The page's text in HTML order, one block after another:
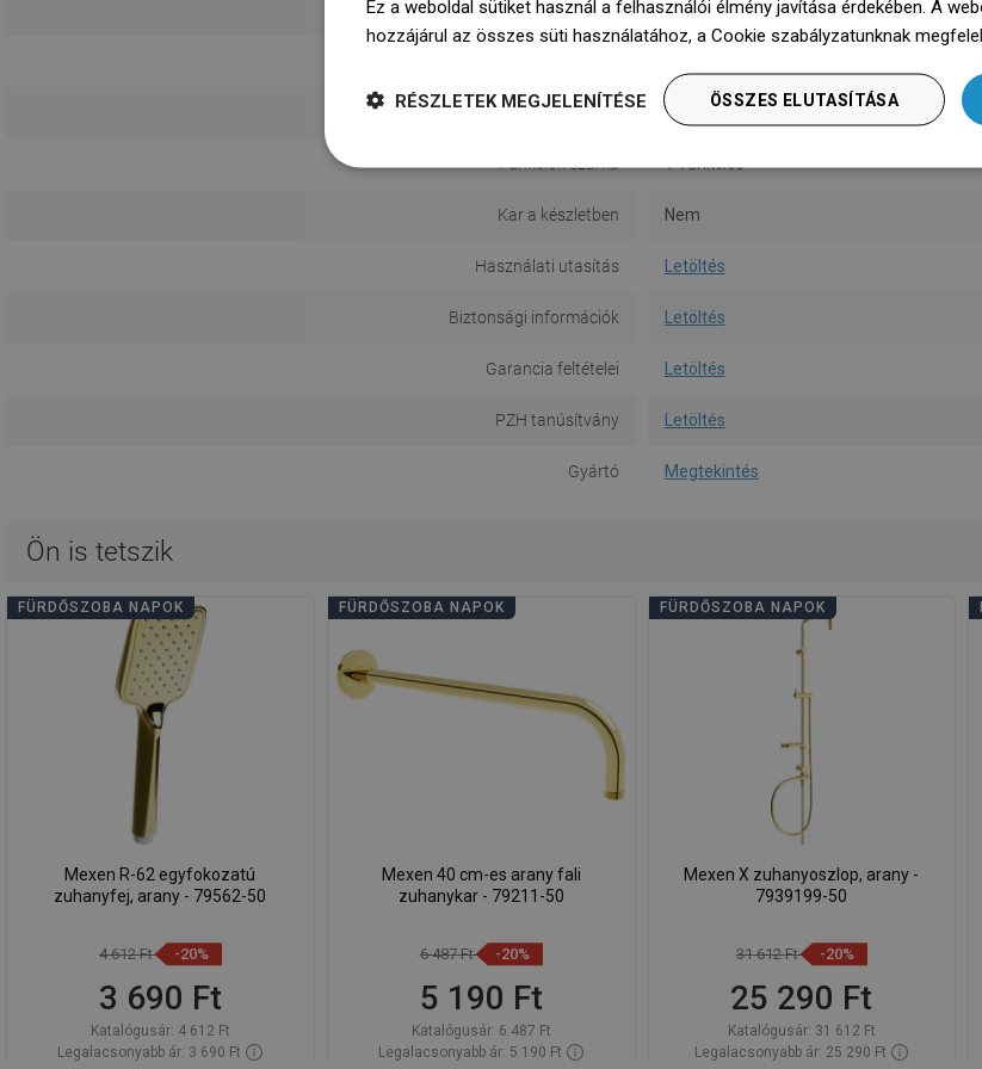
Szín Arany
Alak Négyzet alakú
Funkciók száma 1-funkciós
Kar a készletben Nem
Használati utasítás Letöltés
Biztonsági információk Letöltés
Garancia feltételei Letöltés
PZH tanúsítvány Letöltés
Gyártó Megtekintés
Ön is tetszik
FÜRDŐSZOBA NAPOK
Mexen R-62 egyfokozatú
zuhanyfej, arany - 79562-50
4 612 Ft -20%
3 690 Ft
Katalógusár: 4 612 Ft
Legalacsonyabb ár: 3 690 Ft
FÜRDŐSZOBA NAPOK
Mexen 40 cm-es arany fali
zuhanykar - 79211-50
6 487 Ft -20%
5 190 Ft
Katalógusár: 6 487 Ft
Legalacsonyabb ár: 5 190 Ft
FÜRDŐSZOBA NAPOK
Mexen X zuhanyoszlop, arany -
7939199-50
31 612 Ft -20%
25 290 Ft
Katalógusár: 31 612 Ft
Legalacsonyabb ár: 25 290 Ft
Ez a weboldal sütiket használ a felhasználói élmény javítása érdekében. A
hozzájárul az összes süti használatához, a Cookie szabályzatunknak
ÖSSZES ELUTASÍTÁSA
RÉSZLETEK MEGJELENÍTÉSE